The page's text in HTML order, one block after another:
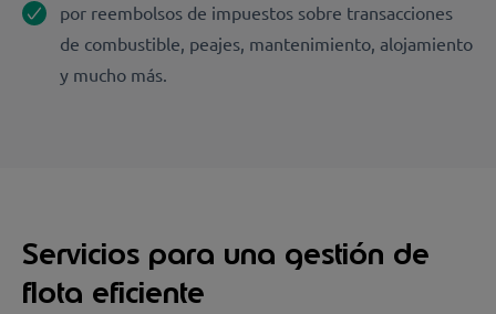
por reembolsos de impuestos sobre transacciones
de combustible, peajes, mantenimiento, alojamiento
y mucho más.
Servicios para una gestión de
flota eficiente